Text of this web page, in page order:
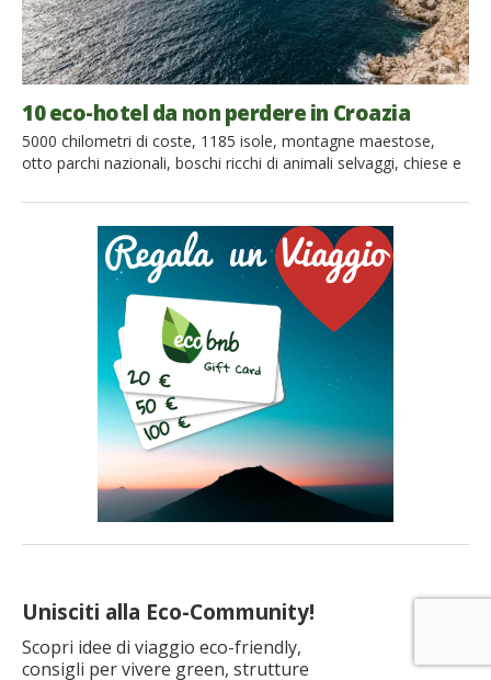
Unisciti alla Eco-Community!
Scopri idee di viaggio eco-friendly,
consigli per vivere green, strutture
10 eco-hotel da non perdere in Croazia
5000 chilometri di coste, 1185 isole, montagne maestose,
otto parchi nazionali, boschi ricchi di animali selvaggi, chiese e
un Paese meraviglioso e ricco di natura incontaminata e
cultura, il luogo ideale per perdersi e ritrovarsi. Abbiamo
selezionato per voi 10 eco-hotel dove trascorrere una […]